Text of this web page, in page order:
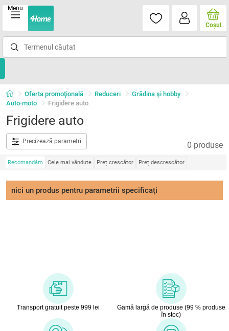
Menu
Coşul
Oferta promoţională Reduceri
Grădina şi hobby
Auto-moto
Frigidere auto
Frigidere auto
Precizează parametri 0 produse
Recomandăm Cele mai vândute Preț crescător Preț descrescător
nici un produs pentru parametrii specificaţi
Transport gratuit peste 999 lei
Gamă largă de produse (99 % produse
în stoc)